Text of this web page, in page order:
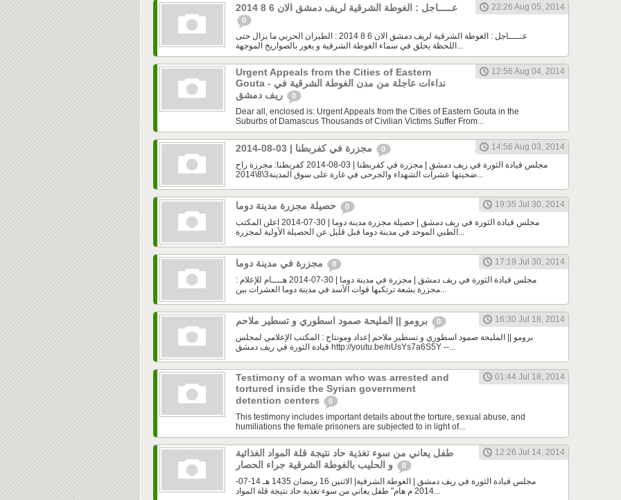
عـــــاجل : الغوطة الشرقية لريف دمشق الان 6 8 2014
0
22:26 Aug 05, 2014
عـــــاجل : الغوطة الشرقية لريف دمشق الان 6 8 2014 : الطيران الحربي ما يزال حتى
اللحظة يحلق في سماء الغوطة الشرقية و يغور بالصواريخ الموجهة...
Urgent Appeals from the Cities of Eastern
Gouta - نداءات عاجلة من مدن الغوطة الشرقية في
0
12:56 Aug 04, 2014
Dear all, enclosed is: Urgent Appeals from the Cities of Eastern Gouta in the
Suburbs of Damascus Thousands of Civilian Victims Suffer From...
0
14:56 Aug 03, 2014
مجلس قيادة الثورة في ريف دمشق | مجزرة في كفربطنا | 03-08-2014 كفربطنا: مجرزة راح
ضحيتها عشرات الشهداء والجرحى في غارة على سوق المدينة3\8\2014...
0
19:35 Jul 30, 2014
مجلس قيادة الثورة في ريف دمشق | حصيلة مجزرة مدينة دوما | 30-07-2014 اعلن المكتب
الطبي الموحد في مدينة دوما قبل قليل عن الحصيلة الأولية لمجزرة...
0
17:19 Jul 30, 2014
مجلس قيادة الثورة في ريف دمشق | مجزرة في مدينة دوما | 30-07-2014 هــــام للإعلام :
مجزرة بشعة ترتكبها قوات الأسد في مدينة دوما العشرات بين...
0
16:30 Jul 18, 2014
برومو || المليحة صمود اسطوري و تسطير ملاحم إعداد ومونتاج : المكتب الإعلامي لمجلس
قيادة الثورة في ريف دمشق http://youtu.be/nUsYs7a6S5Y --...
Testimony of a woman who was arrested and
tortured inside the Syrian government
detention centers
0
01:44 Jul 18, 2014
This testimony includes important details about the torture, sexual abuse, and
humiliations the female prisoners are subjected to in light of...
طفل يعاني من سوء تغذية حاد نتيجة قلة المواد الغذائية
0
12:26 Jul 14, 2014
مجلس قيادة الثورة في ريف دمشق | الغوطة الشرقية| الاثنين 16 رمضان 1435 هـ 14-07-
2014 م هام" طفل يعاني من سوء تغذية حاد نتيجة قلة المواد...